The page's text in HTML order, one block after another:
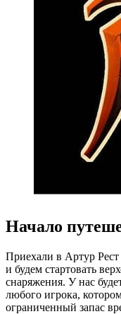
Начало
Приехали в Артур
и будем стартовать
снаряжения. У нас
любого игрока,
ограниченный запас